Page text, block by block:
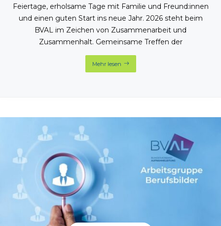
Feiertage, erholsame Tage mit Familie und Freund:innen
und einen guten Start ins neue Jahr. 2026 steht beim
BVAL im Zeichen von Zusammenarbeit und
Zusammenhalt. Gemeinsame Treffen der
Mehr lesen